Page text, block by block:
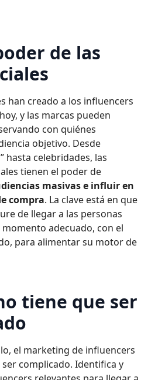
de las
han creado a los influencers
y las marcas pueden
con quiénes
objetivo. Desde
hasta celebridades, las
tienen el poder de
masivas e influir en
compra. La clave está en que
de llegar a las personas
momento adecuado, con el
para alimentar su motor de
tiene que ser
el marketing de influencers
complicado. Identifica y